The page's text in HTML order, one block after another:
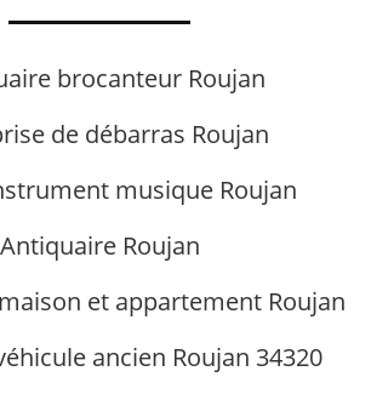
brocanteur Roujan
de débarras Roujan
musique Roujan
Antiquaire Roujan
et appartement Roujan
ancien Roujan 34320